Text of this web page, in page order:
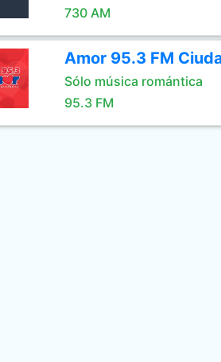
730 AM
Amor 95.3 FM
Sólo música romántica
95.3 FM